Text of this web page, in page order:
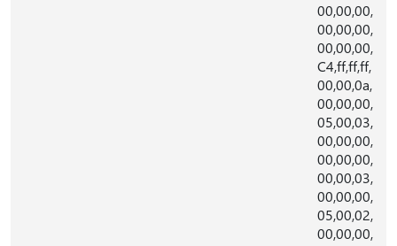
00,00,00,
00,00,00,
00,00,00,
C4,ff,ff,ff,
00,00,0a,
00,00,00,
05,00,03,
00,00,00,
00,00,00,
00,00,03,
00,00,00,
05,00,02,
00,00,00,